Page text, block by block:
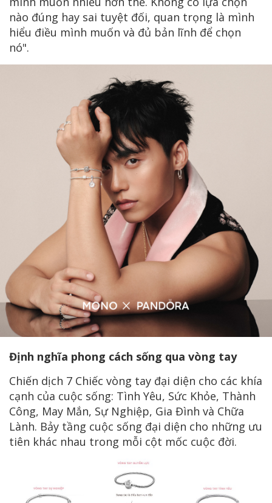
nào đúng hay sai tuyệt đối, quan trọng là mình
hiểu điều mình muốn và đủ bản lĩnh để chọn
nó".
Định nghĩa phong cách sống qua vòng tay
Chiến dịch 7 Chiếc vòng tay đại diện cho các khía
cạnh của cuộc sống: Tình Yêu, Sức Khỏe, Thành
Công, May Mắn, Sự Nghiệp, Gia Đình và Chữa
Lành. Bảy tầng cuộc sống đại diện cho những ưu
tiên khác nhau trong mỗi cột mốc cuộc đời.